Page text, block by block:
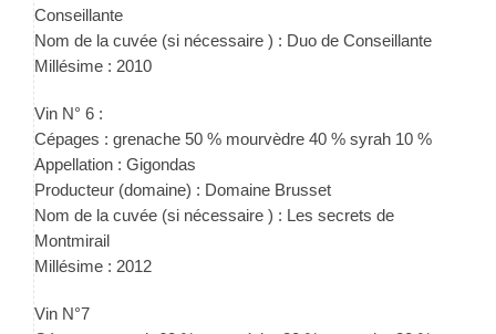
Conseillante
Nom de la cuvée (si nécessaire ) : Duo de Conseillante
Millésime : 2010
Vin N° 6 :
Cépages : grenache 50 % mourvèdre 40 % syrah 10 %
Appellation : Gigondas
Producteur (domaine) : Domaine Brusset
Nom de la cuvée (si nécessaire ) : Les secrets de
Montmirail
Millésime : 2012
Vin N°7